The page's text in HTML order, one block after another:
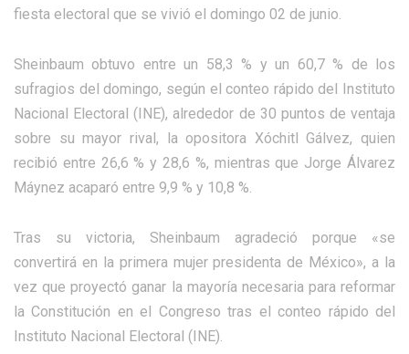
fiesta electoral que se vivió el domingo 02 de junio.
Sheinbaum obtuvo entre un 58,3 % y un 60,7 % de los
sufragios del domingo, según el conteo rápido del Instituto
Nacional Electoral (INE), alrededor de 30 puntos de ventaja
sobre su mayor rival, la opositora Xóchitl Gálvez, quien
recibió entre 26,6 % y 28,6 %, mientras que Jorge Álvarez
Máynez acaparó entre 9,9 % y 10,8 %.
Tras su victoria, Sheinbaum agradeció porque «se
convertirá en la primera mujer presidenta de México», a la
vez que proyectó ganar la mayoría necesaria para reformar
la Constitución en el Congreso tras el conteo rápido del
Instituto Nacional Electoral (INE).